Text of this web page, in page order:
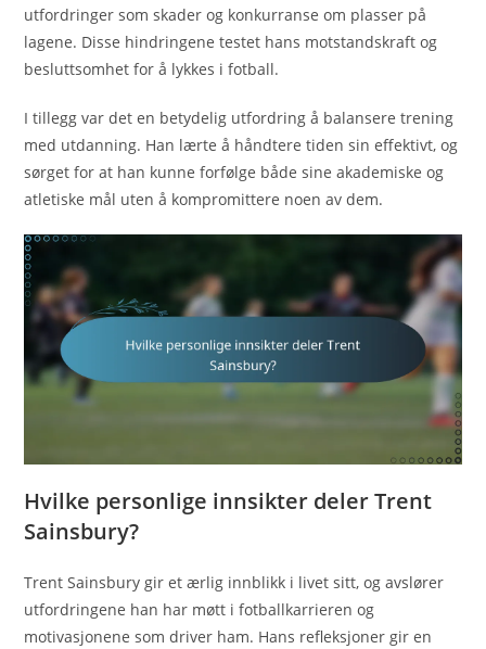
utfordringer som skader og konkurranse om plasser på
lagene. Disse hindringene testet hans motstandskraft og
besluttsomhet for å lykkes i fotball.
I tillegg var det en betydelig utfordring å balansere trening
med utdanning. Han lærte å håndtere tiden sin effektivt, og
sørget for at han kunne forfølge både sine akademiske og
atletiske mål uten å kompromittere noen av dem.
Hvilke personlige innsikter deler Trent
Sainsbury?
Trent Sainsbury gir et ærlig innblikk i livet sitt, og avslører
utfordringene han har møtt i fotballkarrieren og
motivasjonene som driver ham. Hans refleksjoner gir en